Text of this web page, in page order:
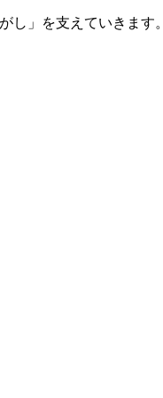
し」を支えていきます。